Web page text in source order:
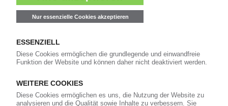
SABIC
Saudischer Petrochemiekonzern mit
negativen Effekte durch Iran-Krieg
09.03.2026